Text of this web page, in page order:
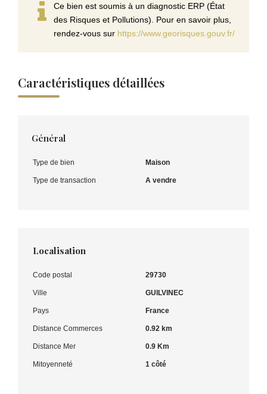
Ce bien est soumis à un diagnostic ERP (État
des Risques et Pollutions). Pour en savoir plus,
rendez-vous sur https://www.georisques.gouv.fr/
Caractéristiques détaillées
Général
Type de bien Maison
Type de transaction A vendre
Localisation
Code postal 29730
Ville GUILVINEC
Pays France
Distance Commerces 0.92 km
Distance Mer 0.9 Km
Mitoyenneté 1 côté